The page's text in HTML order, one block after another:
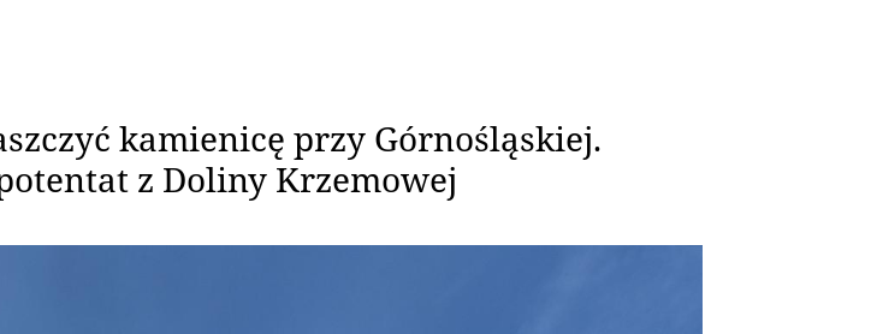
kamienicę przy Górnośląskiej.
z Doliny Krzemowej